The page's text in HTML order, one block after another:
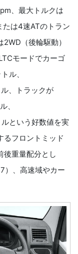
、最大トルクは
は4速ATのトラン
（後輪駆動）
モードでカーゴ
ル、
、トラックが
、
という好数値を実
るフロントミッド
後重量配分とし
）、高速域やカー